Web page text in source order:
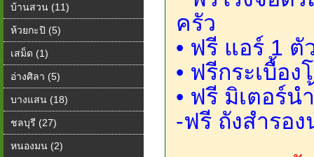
บ้านสวน (11)
ห้วยกะปิ (5)
เสม็ด (1)
อ่างศิลา (5)
บางแสน (18)
ชลบุรี (27)
หนองมน (2)
ครัว
• ฟรี แอร์ 1 ตั
• ฟรีกระเบื้อง
• ฟรี มิเตอร์น
-ฟรี ถังสำรอง